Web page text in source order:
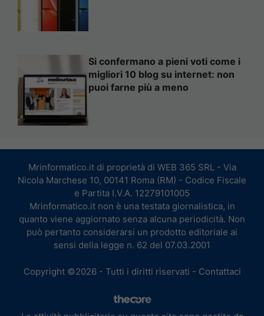
Si confermano a pieni voti come i
migliori 10 blog su internet: non
puoi farne più a meno
Mrinformatico.it di proprietà di WEB 365 SRL - Via
Nicola Marchese 10, 00141 Roma (RM) - Codice Fiscale
e Partita I.V.A. 12279101005
Mrinformatico.it non è una testata giornalistica, in
quanto viene aggiornato senza alcuna periodicità. Non
può pertanto considerarsi un prodotto editoriale ai
sensi della legge n. 62 del 07.03.2001
Copyright ©2026 - Tutti i diritti riservati - Contattaci